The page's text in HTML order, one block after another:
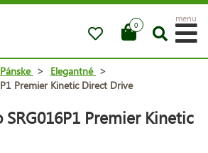
0
menu
Pánske > Elegantné >
Premier Kinetic Direct Drive
Premier Kinetic